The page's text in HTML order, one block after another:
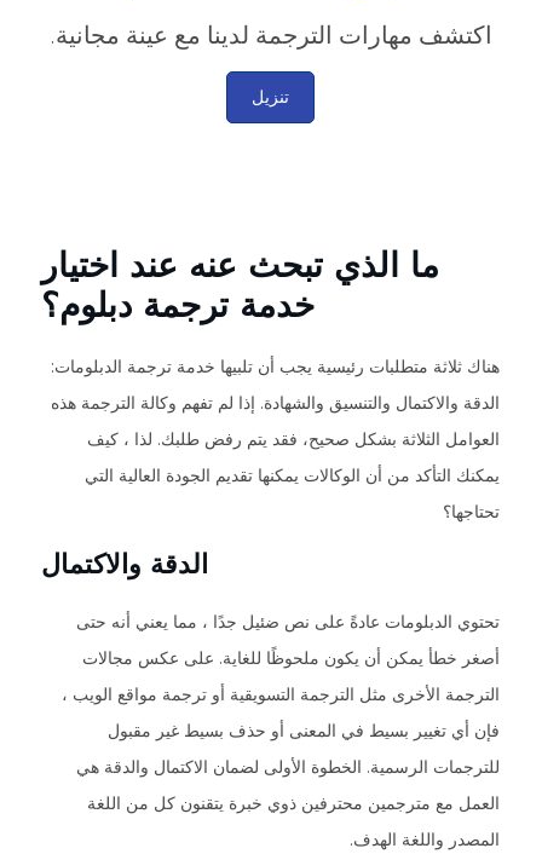
اكتشف مهارات الترجمة لدينا مع عينة مجانية.
تنزيل
ما الذي تبحث عنه عند اختيار
خدمة ترجمة دبلوم؟
هناك ثلاثة متطلبات رئيسية يجب أن تلبيها خدمة ترجمة الدبلومات:
الدقة والاكتمال والتنسيق والشهادة. إذا لم تفهم وكالة الترجمة هذه
العوامل الثلاثة بشكل صحيح، فقد يتم رفض طلبك. لذا ، كيف
يمكنك التأكد من أن الوكالات يمكنها تقديم الجودة العالية التي
تحتاجها؟
الدقة والاكتمال
تحتوي الدبلومات عادةً على نص ضئيل جدًا ، مما يعني أنه حتى
أصغر خطأ يمكن أن يكون ملحوظًا للغاية. على عكس مجالات
الترجمة الأخرى مثل الترجمة التسويقية أو ترجمة مواقع الويب ،
فإن أي تغيير بسيط في المعنى أو حذف بسيط غير مقبول
للترجمات الرسمية. الخطوة الأولى لضمان الاكتمال والدقة هي
العمل مع مترجمين محترفين ذوي خبرة يتقنون كل من اللغة
المصدر واللغة الهدف.